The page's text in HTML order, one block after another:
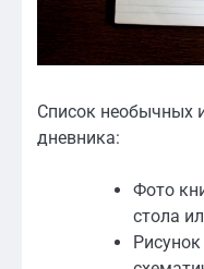
Список необычных
дневника:
Фото
стола